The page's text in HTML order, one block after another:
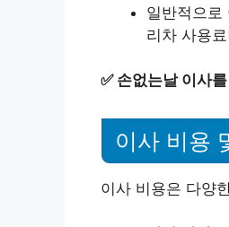
일반적으로
리차 사용
✅ 손없는날 이사
이사 비용
이사 비용은 다양